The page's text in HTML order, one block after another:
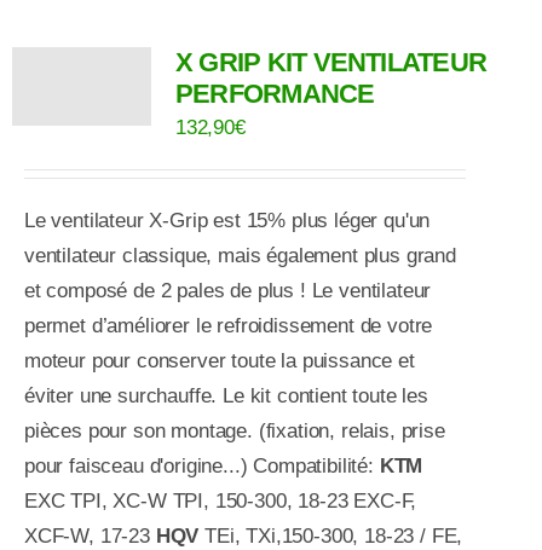
X GRIP KIT VENTILATEUR
PERFORMANCE
132,90€
Le ventilateur X-Grip est 15% plus léger qu'un
ventilateur classique, mais également plus grand
et composé de 2 pales de plus ! Le ventilateur
permet d’améliorer le refroidissement de votre
moteur pour conserver toute la puissance et
éviter une surchauffe. Le kit contient toute les
pièces pour son montage. (fixation, relais, prise
pour faisceau d'origine...) Compatibilité: KTM
EXC TPI, XC-W TPI, 150-300, 18-23 EXC-F,
XCF-W, 17-23 HQV TEi, TXi,150-300, 18-23 / FE,